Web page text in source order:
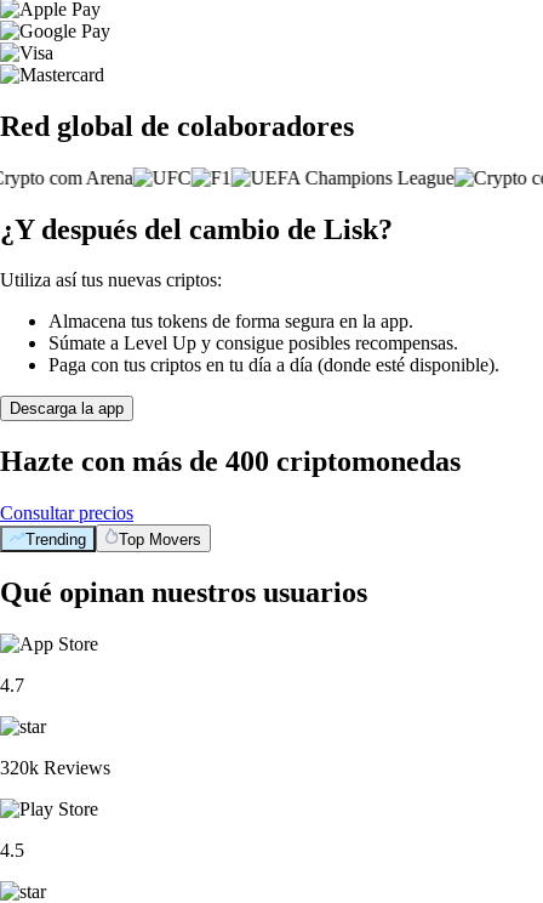
Red global de colaboradores
¿Y después del cambio de Lisk?
Utiliza así tus nuevas criptos:
Almacena tus tokens de forma segura en la app.
Súmate a Level Up y consigue posibles recompensas.
Paga con tus criptos en tu día a día (donde esté disponible).
Descarga la app
Hazte con más de 400 criptomonedas
Consultar precios
Trending Top Movers
Qué opinan nuestros usuarios
4.7
320k Reviews
4.5